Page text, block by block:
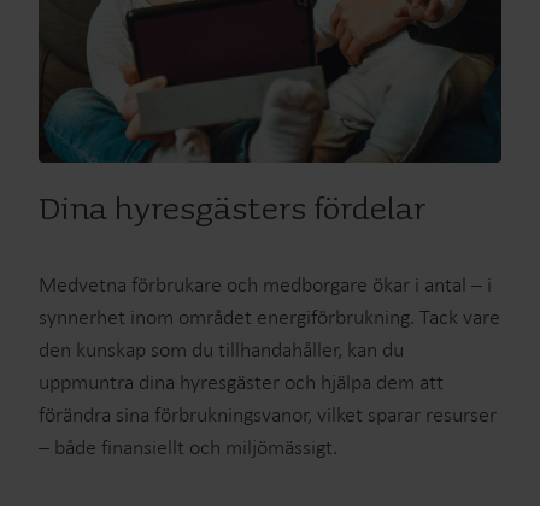
Dina hyresgästers fördelar
Medvetna förbrukare och medborgare ökar i antal – i
synnerhet inom området energiförbrukning. Tack vare
den kunskap som du tillhandahåller, kan du
uppmuntra dina hyresgäster och hjälpa dem att
förändra sina förbrukningsvanor, vilket sparar resurser
– både finansiellt och miljömässigt.